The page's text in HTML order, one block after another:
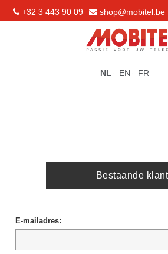
+32 3 443 90 09 shop@mobitel.be
NL EN FR
Bestaande klant
E-mailadres: